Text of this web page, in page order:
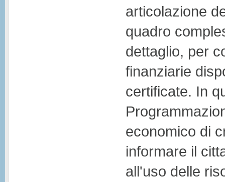
articolazione
quadro
dettaglio, per
finanziarie
certificate. In
economico di
informare il
all'uso delle